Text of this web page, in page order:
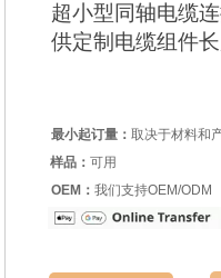
超小型同轴电缆
供定制电缆组件
最小起订量： 取决于材料和
样品：可用
OEM： 我们支持OEM/ODM